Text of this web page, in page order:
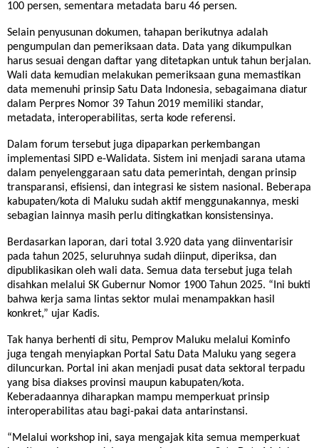
100 persen, sementara metadata baru 46 persen.
Selain penyusunan dokumen, tahapan berikutnya adalah
pengumpulan dan pemeriksaan data. Data yang dikumpulkan
harus sesuai dengan daftar yang ditetapkan untuk tahun berjalan.
Wali data kemudian melakukan pemeriksaan guna memastikan
data memenuhi prinsip Satu Data Indonesia, sebagaimana diatur
dalam Perpres Nomor 39 Tahun 2019 memiliki standar,
metadata, interoperabilitas, serta kode referensi.
Dalam forum tersebut juga dipaparkan perkembangan
implementasi SIPD e-Walidata. Sistem ini menjadi sarana utama
dalam penyelenggaraan satu data pemerintah, dengan prinsip
transparansi, efisiensi, dan integrasi ke sistem nasional. Beberapa
kabupaten/kota di Maluku sudah aktif menggunakannya, meski
sebagian lainnya masih perlu ditingkatkan konsistensinya.
Berdasarkan laporan, dari total 3.920 data yang diinventarisir
pada tahun 2025, seluruhnya sudah diinput, diperiksa, dan
dipublikasikan oleh wali data. Semua data tersebut juga telah
disahkan melalui SK Gubernur Nomor 1900 Tahun 2025. “Ini bukti
bahwa kerja sama lintas sektor mulai menampakkan hasil
konkret,” ujar Kadis.
Tak hanya berhenti di situ, Pemprov Maluku melalui Kominfo
juga tengah menyiapkan Portal Satu Data Maluku yang segera
diluncurkan. Portal ini akan menjadi pusat data sektoral terpadu
yang bisa diakses provinsi maupun kabupaten/kota.
Keberadaannya diharapkan mampu memperkuat prinsip
interoperabilitas atau bagi-pakai data antarinstansi.
“Melalui workshop ini, saya mengajak kita semua memperkuat